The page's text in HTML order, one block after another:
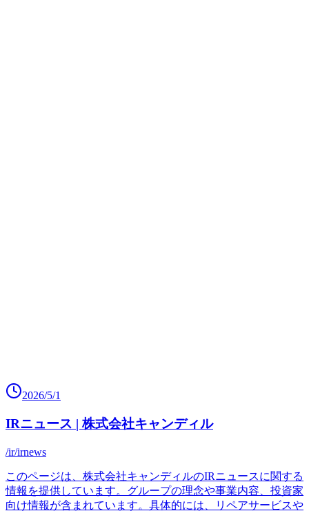
2026/5/1
IRニュース | 株式会社キャンディル
/ir/irnews
このページは、株式会社キャンディルのIRニュースに関する
情報を提供しています。グループの理念や事業内容、投資家
向け情報が含まれています。具体的には、リペアサービスや